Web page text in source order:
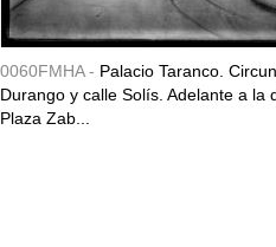
0060FMHA - Palacio Taranco.
Durango y calle Solís. Adelante a la
Plaza Zab...